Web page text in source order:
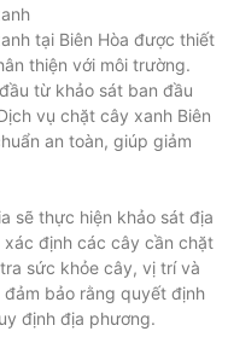
tại Biên Hòa được thiết
thiện với môi trường.
từ khảo sát ban đầu
vụ chặt cây xanh Biên
an toàn, giúp giảm
sẽ thực hiện khảo sát địa
định các cây cần chặt
sức khỏe cây, vị trí và
bảo rằng quyết định
định địa phương.